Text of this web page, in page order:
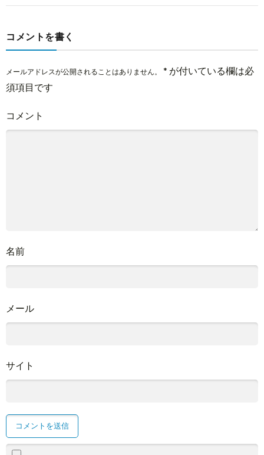
コメントを書く
メールアドレスが公開されることはありません。 * が付いている欄は必
須項目です
コメント
名前
メール
サイト